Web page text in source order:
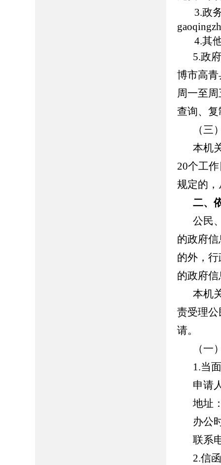
3.政务
4.其他
5.政
博市高
周一至
查询、
（三
本机
20个工
规定的
二、
公民
的政府
的外，
的政府
本机
责受理
请。
（一
1.当
申请
地址
办公
联系
2.信